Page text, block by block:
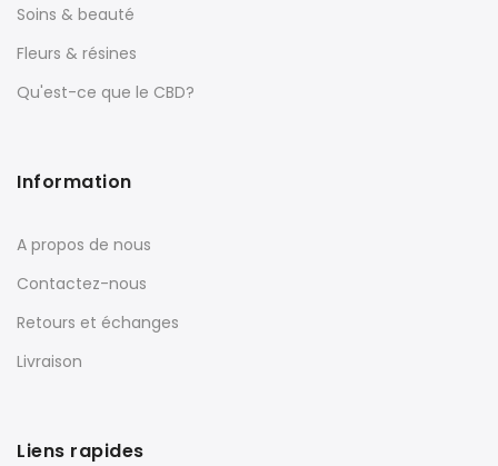
Soins & beauté
Fleurs & résines
Qu'est-ce que le CBD?
Information
A propos de nous
Contactez-nous
Retours et échanges
Livraison
Liens rapides